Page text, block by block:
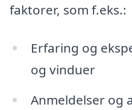
faktorer, som f.eks.:
Erfaring og
og vinduer
Anmeldelser og